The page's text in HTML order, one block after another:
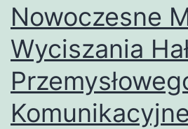
Nowoczesne
Wyciszania